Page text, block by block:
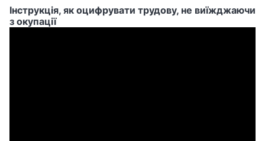
Інструкція, як оцифрувати трудову, не виїжджаючи
з окупації